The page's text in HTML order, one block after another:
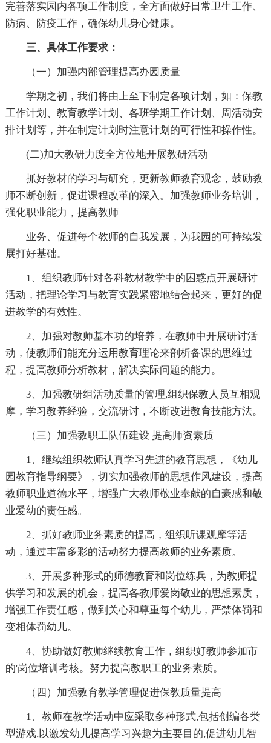
完善落实园内各项工作制度，全方面做好日常卫生工作、
防病、防疫工作，确保幼儿身心健康。
三、具体工作要求：
（一）加强内部管理提高办园质量
学期之初，我们将由上至下制定各项计划，如：保教
工作计划、教育教学计划、各班学期工作计划、周活动安
排计划等，并在制定计划时注意计划的可行性和操作性。
(二)加大教研力度全方位地开展教研活动
抓好教材的学习与研究，更新教师教育观念，鼓励教
师不断创新，促进课程改革的深入。加强教师业务培训，
强化职业能力，提高教师
业务、促进每个教师的自我发展，为我园的可持续发
展打好基础。
1、组织教师针对各科教材教学中的困惑点开展研讨
活动，把理论学习与教育实践紧密地结合起来，更好的促
进教学的有效性。
2、加强对教师基本功的培养，在教师中开展研讨活
动，使教师们能充分运用教育理论来剖析备课的思维过
程，提高教师分析教材，解决实际问题的能力。
3、加强教研组活动质量的管理,组织保教人员互相观
摩，学习教养经验，交流研讨，不断改进教育技能方法。
（三）加强教职工队伍建设 提高师资素质
1、继续组织教师认真学习先进的教育思想，《幼儿
园教育指导纲要》，切实加强教师的思想作风建设，提高
教师职业道德水平，增强广大教师敬业奉献的自豪感和敬
业爱幼的责任感。
2、抓好教师业务素质的提高，组织听课观摩等活
动，通过丰富多彩的活动努力提高教师的业务素质。
3、开展多种形式的师德教育和岗位练兵，为教师提
供学习和发展的机会，提高各教师爱岗敬业的思想素质，
增强工作责任感，做到关心和尊重每个幼儿，严禁体罚和
变相体罚幼儿。
4、协助做好教师继续教育工作，组织好教师参加市
的'岗位培训考核。努力提高教职工的业务素质。
（四）加强教育教学管理促进保教质量提高
1、教师在教学活动中应采取多种形式,包括创编各类
型游戏,以激发幼儿提高学习兴趣为主要目的,促进幼儿智